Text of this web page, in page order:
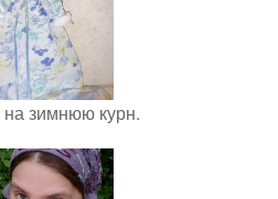
на зимнюю курн.